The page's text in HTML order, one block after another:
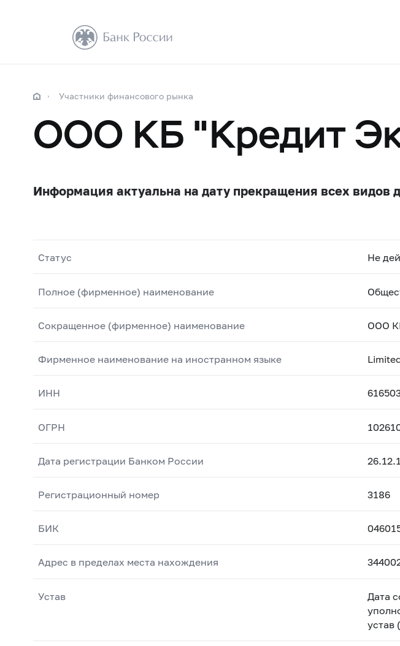
Участники финансового рынка
ООО КБ "Кредит
Информация актуальна на дату прекращения всех видов
Статус Не
Полное (фирменное) наименование
Сокращенное (фирменное) наименование ООО
Фирменное наименование на иностранном языке
ИНН
ОГРН
Дата регистрации Банком России
Регистрационный номер 3186
БИК
Адрес в пределах места нахождения
Устав
Дата
устав